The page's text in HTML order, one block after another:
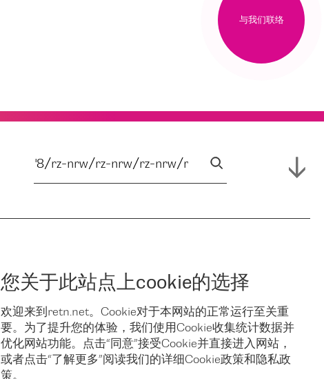
您关于此站点上cookie的选择
欢迎来到retn.net。Cookie对于本网站的正常运行至关重
要。为了提升您的体验，我们使用Cookie收集统计数据并
优化网站功能。点击“同意”接受Cookie并直接进入网站，
或者点击“了解更多”阅读我们的详细Cookie政策和隐私政
策。
与我们联络